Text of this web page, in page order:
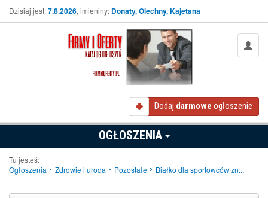
Dzisiaj jest:7.8.2026, imieniny: Donaty, Olechny, Kajetana
Dodaj darmowe ogłoszenie
OGŁOSZENIA
Tu jesteś:
Ogłoszenia
Zdrowie i uroda Pozostałe Białko dla sportowców zn...